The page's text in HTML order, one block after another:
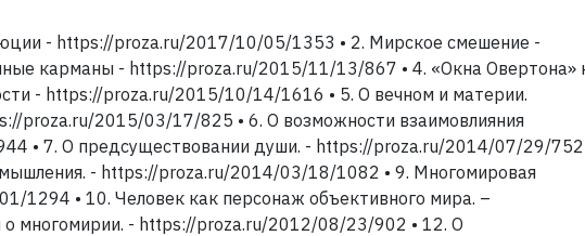
- https://proza.ru/2017/10/05/1353 • 2. Мирское смешение -
карманы - https://proza.ru/2015/11/13/867 • 4. «Окна Овертона»
- https://proza.ru/2015/10/14/1616 • 5. О вечном и материи.
proza.ru/2015/03/17/825 • 6. О возможности взаимовлияния
• 7. О предсуществовании души. - https://proza.ru/2014/07/29/752
- https://proza.ru/2014/03/18/1082 • 9. Многомировая
1294 • 10. Человек как персонаж объективного мира. –
многомирии. - https://proza.ru/2012/08/23/902 • 12. О